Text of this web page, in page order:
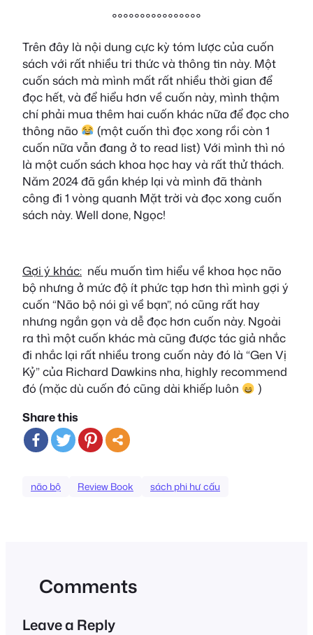
°°°°°°°°°°°°°°°°
Trên đây là nội dung cực kỳ tóm lược của cuốn
sách với rất nhiều tri thức và thông tin này. Một
cuốn sách mà mình mất rất nhiều thời gian để
đọc hết, và để hiểu hơn về cuốn này, mình thậm
chí phải mua thêm hai cuốn khác nữa để đọc cho
thông não
(một cuốn thì đọc xong rồi còn 1
cuốn nữa vẫn đang ở to read list) Với mình thì nó
là một cuốn sách khoa học hay và rất thử thách.
Năm 2024 đã gần khép lại và mình đã thành
công đi 1 vòng quanh Mặt trời và đọc xong cuốn
sách này. Well done, Ngọc!
Gợi ý khác: nếu muốn tìm hiểu về khoa học não
bộ nhưng ở mức độ ít phức tạp hơn thì mình gợi ý
cuốn “Não bộ nói gì về bạn”, nó cũng rất hay
nhưng ngắn gọn và dễ đọc hơn cuốn này. Ngoài
ra thì một cuốn khác mà cũng được tác giả nhắc
đi nhắc lại rất nhiều trong cuốn này đó là “Gen Vị
Kỷ” của Richard Dawkins nha, highly recommend
đó (mặc dù cuốn đó cũng dài khiếp luôn
)
Share this
não bộ Review Book sách phi hư cấu
Comments
Leave a Reply